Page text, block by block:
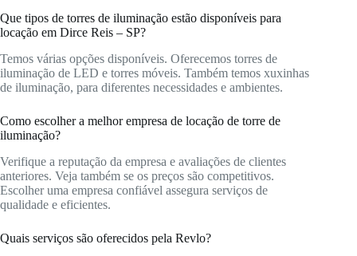
Que tipos de torres de iluminação estão disponíveis para
locação em Dirce Reis – SP?
Temos várias opções disponíveis. Oferecemos torres de
iluminação de LED e torres móveis. Também temos xuxinhas
de iluminação, para diferentes necessidades e ambientes.
Como escolher a melhor empresa de locação de torre de
iluminação?
Verifique a reputação da empresa e avaliações de clientes
anteriores. Veja também se os preços são competitivos.
Escolher uma empresa confiável assegura serviços de
qualidade e eficientes.
Quais serviços são oferecidos pela Revlo?